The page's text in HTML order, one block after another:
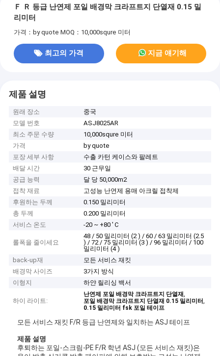
Ｆ Ｒ 등급 난연제 포일 배경막 크라프트지 단열재 0.15 밀
리미터
가격：by quote MOQ：10,000squre 미터
최고의 가격 지금 얘기해
제품 설명
원래 장소
중국
모델 번호
ASJ8025AR
최소 주문 수량
10,000squre 미터
가격
by quote
포장 세부 사항
수출 카턴 케이스와 팔레트
배달 시간
30 근무일
공급 능력
달 당 50,000m2
접착 재료
고성능 난연제 용매 아크릴 접착제
후원하는 두께
0.150 밀리미터
총 두께
0.200 밀리미터
서비스 온도
-20 ~ +80 'Ｃ
롤폭을 줄이세요
48 / 50 밀리미터 (2 ) / 60 / 63 밀리미터 (2.5
) / 72 / 75 밀리미터 (3 ) / 96 밀리미터 / 100
밀리미터 (4 )
back-up재
모든 서비스 재킷
배경막 사이즈
3가지 방식
이형지
하얀 릴리싱 백서
하이 라이트:
난연제 포일 배경막 크라프트지 단열재,
포일 배경막 크라프트지 단열재 0.15 밀리미터,
0.15 밀리미터 fsk 포일 테이프
모든 서비스 재킷 F/R 등급 난연제와 일치하는 ASJ 테이프
제품 설명
후퇴하는 포일-스크림-PE F/R 학년 ASJ (모든 서비스 재킷)은